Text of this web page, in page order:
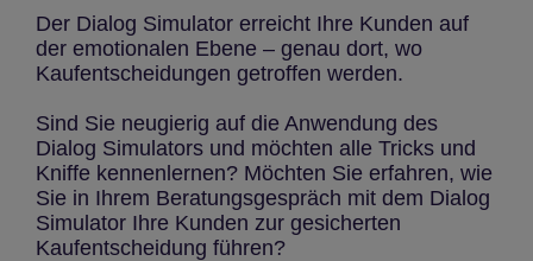
Der Dialog Simulator erreicht Ihre Kunden auf
der emotionalen Ebene – genau dort, wo
Kaufentscheidungen getroffen werden.
Sind Sie neugierig auf die Anwendung des
Dialog Simulators und möchten alle Tricks und
Kniffe kennenlernen? Möchten Sie erfahren, wie
Sie in Ihrem Beratungsgespräch mit dem Dialog
Simulator Ihre Kunden zur gesicherten
Kaufentscheidung führen?